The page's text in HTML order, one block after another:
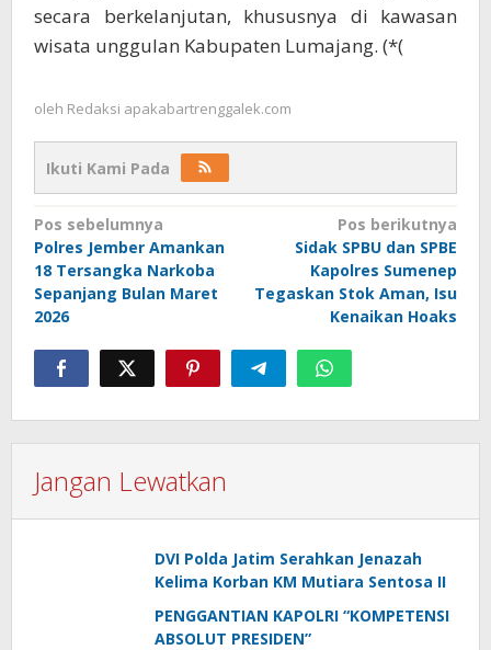
secara berkelanjutan, khususnya di kawasan
wisata unggulan Kabupaten Lumajang. (*(
oleh Redaksi apakabartrenggalek.com
Ikuti Kami Pada
Navigasi
pos
Pos sebelumnya
Polres Jember Amankan
18 Tersangka Narkoba
Sepanjang Bulan Maret
2026
Pos berikutnya
Sidak SPBU dan SPBE
Kapolres Sumenep
Tegaskan Stok Aman, Isu
Kenaikan Hoaks
Jangan Lewatkan
DVI Polda Jatim Serahkan Jenazah
Kelima Korban KM Mutiara Sentosa II
PENGGANTIAN KAPOLRI “KOMPETENSI
ABSOLUT PRESIDEN”